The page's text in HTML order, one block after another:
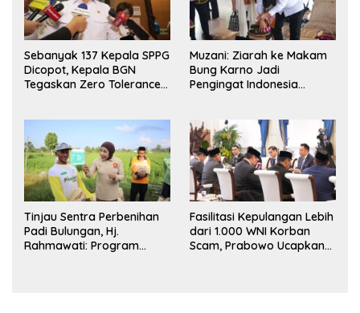
Sebanyak 137 Kepala SPPG
Dicopot, Kepala BGN
Tegaskan Zero Tolerance
Muzani: Ziarah ke Makam
Bung Karno Jadi
Pengingat Indonesia
Tinjau Sentra Perbenihan
Padi Bulungan, Hj.
Rahmawati: Program
Fasilitasi Kepulangan Lebih
dari 1.000 WNI Korban
Scam, Prabowo Ucapkan